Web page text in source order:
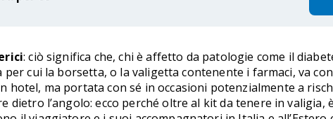
: ciò significa che, chi è affetto da patologie come il
cui la borsetta, o la valigetta contenente i farmaci, va
hotel, ma portata con sé in occasioni potenzialmente a
dietro l’angolo: ecco perché oltre al kit da tenere in valigia,